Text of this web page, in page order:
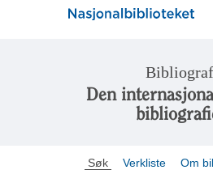
Den
Søk Verkliste Om